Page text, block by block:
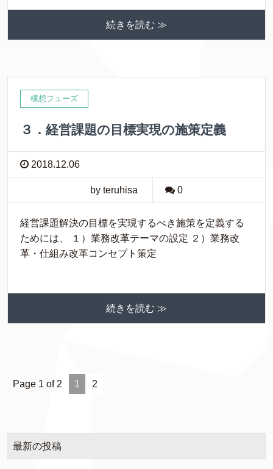
続きを読む ≫
構想フェーズ
３．経営課題の目標実現の施策定義
2018.12.06
by teruhisa 0
経営課題解決の目標を実現するべき施策を定義する
ためには、 １）業務改革テーマの設定 ２）業務改
革・仕組み改革コンセプト策定
続きを読む ≫
Page 1 of 2 1 2
最新の投稿